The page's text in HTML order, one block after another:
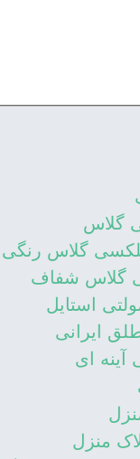
گلاس
گلاس رنگی
گلاس شفاف
استایل
طلق ایرانی
آینه ای
منزل